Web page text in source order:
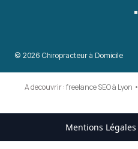
© 2026 Chiropracteur à Domicile
A decouvrir :freelance SEO à Lyon •
Mentions Légales